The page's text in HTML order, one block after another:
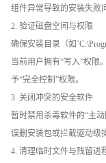
组件异常导致的安装失败
2. 验证磁盘空间与权限
确保安装目录（如
当前用户拥有“写入”权
予“完全控制”权限。
3. 关闭冲突的安全软件
暂时禁用杀毒软件的“主
误删安装包或拦截驱动级
4. 清理临时文件与残留进